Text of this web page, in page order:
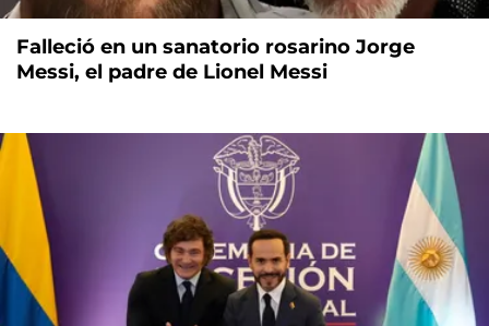
Falleció en un sanatorio rosarino Jorge
Messi, el padre de Lionel Messi